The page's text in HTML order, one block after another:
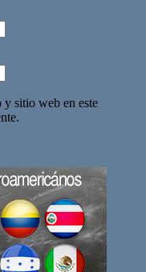
sitio web en este